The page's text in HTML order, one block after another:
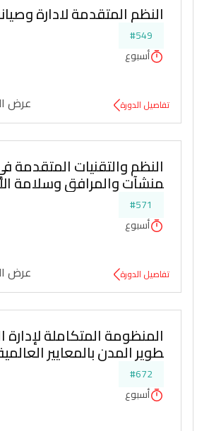
النظم المتقدمة لادارة
#549
أسبوع
تفاصيل الدورة عرض
النظم والتقنيات المتقدمة
منشآت والمرافق وسلامة
#571
أسبوع
تفاصيل الدورة عرض
المنظومة المتكاملة لإدارة
طوير المدن بالمعايير
#672
أسبوع